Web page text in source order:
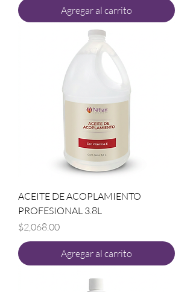
Agregar al carrito
ACEITE DE ACOPLAMIENTO
PROFESIONAL 3.8L
Precio
$2,068.00
Agregar al carrito